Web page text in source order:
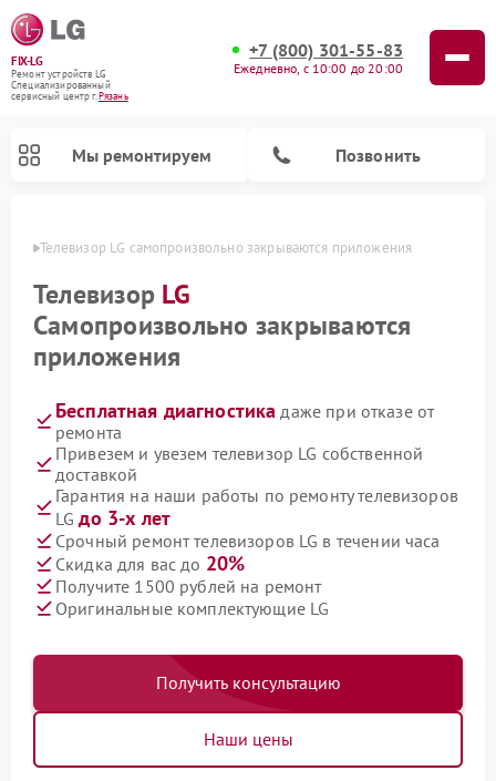
FIX-LG
Ремонт устройств LG
Специализированный
cервисный центр г.Рязань
+7 (800) 301-55-83
Ежедневно, с 10:00 до 20:00
Мы ремонтируем Позвонить
Телевизор LG самопроизвольно закрываются приложения
Телевизор LG
Самопроизвольно закрываются
приложения
Бесплатная диагностика даже при отказе от
ремонта
Привезем и увезем телевизор LG собственной
доставкой
Гарантия на наши работы по ремонту телевизоров
LGдо 3-х лет
Срочный ремонт телевизоров LG в течении часа
Скидка для вас до 20%
Получите 1500 рублей на ремонт
Оригинальные комплектующие LG
Получить консультацию
Наши цены